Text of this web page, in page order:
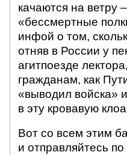
качаются на ветру
«бессмертные
инфой о том,
отняв в России у
агитпоезде
гражданам, как
«выводил войска»
в эту кровавую
Вот со всем этим
и отправляйтесь